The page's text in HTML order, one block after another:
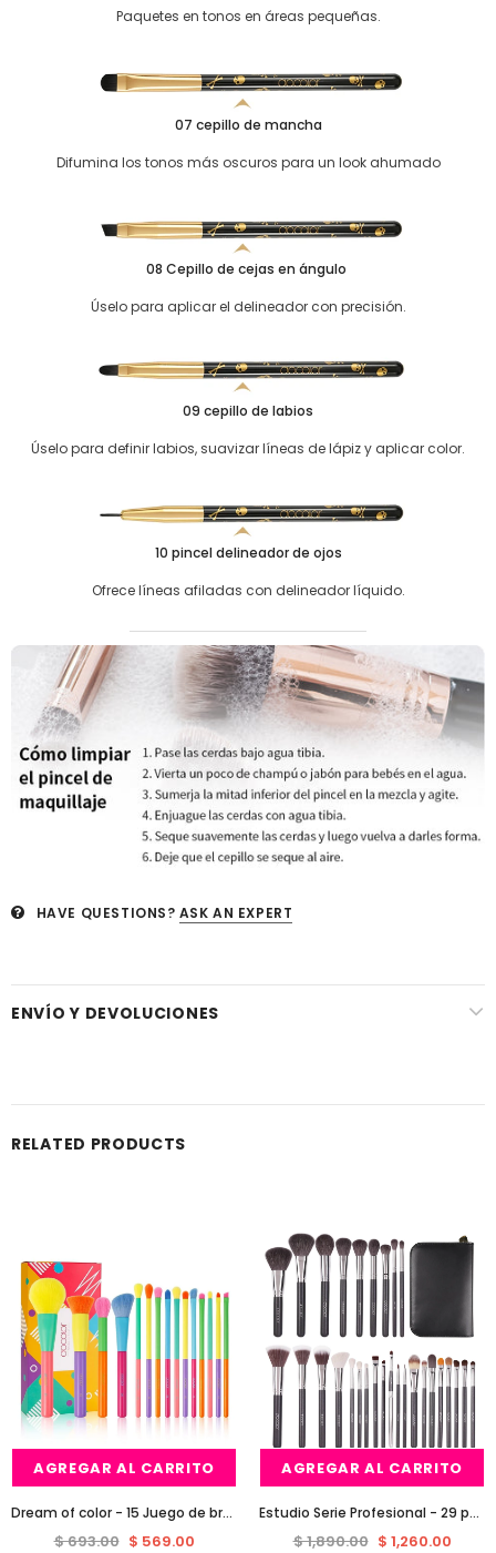
Paquetes en tonos en áreas pequeñas.
07 cepillo de mancha
Difumina los tonos más oscuros para un look ahumado
08 Cepillo de cejas en ángulo
Úselo para aplicar el delineador con precisión.
09 cepillo de labios
Úselo para definir labios, suavizar líneas de lápiz y aplicar color.
10 pincel delineador de ojos
Ofrece líneas afiladas con delineador líquido.
HAVE QUESTIONS? ASK AN EXPERT
ENVÍO Y DEVOLUCIONES
RELATED PRODUCTS
AGREGAR AL CARRITO
Dream of color - 15 Juego de brochas de maquillaje colorido Pieces
$ 693.00 $ 569.00
AGREGAR AL CARRITO
Estudio Serie Profesional - 29 pedazos del maquillaje de cepillo del libro de Brochas docolor
$ 1,890.00 $ 1,260.00